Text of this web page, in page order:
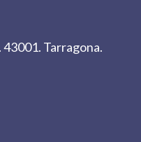
Tarragona.